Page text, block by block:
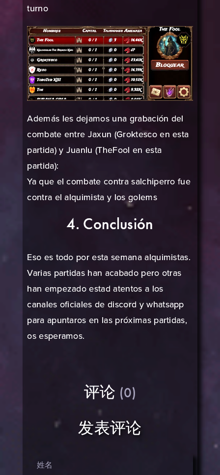
turno
Además les dejamos una grabación del
combate entre Jaxun (Groktesco en esta
partida) y Juanlu (TheFool en esta
partida):
Ya que el combate contra salchiperro fue
contra el alquimista y los golems
4. Conclusión
Eso es todo por esta semana alquimistas.
Varias partidas han acabado pero otras
han empezado estad atentos a los
canales oficiales dediscord ywhatsapp
para apuntaros en las próximas partidas,
os esperamos.
评论 (0)
发表评论